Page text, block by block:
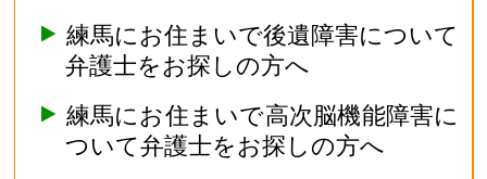
練馬にお住まいで後遺障害について
弁護士をお探しの方へ
練馬にお住まいで高次脳機能障害に
ついて弁護士をお探しの方へ